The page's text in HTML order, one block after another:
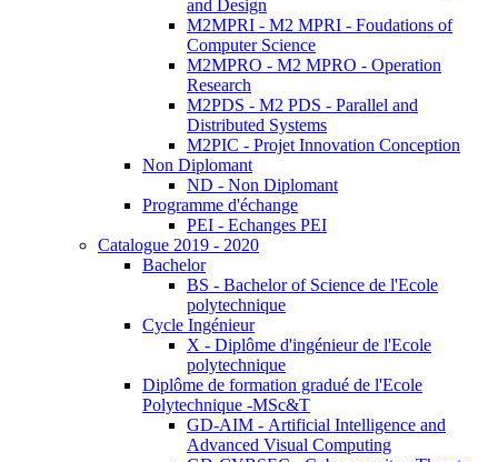
and Design
M2MPRI - M2 MPRI - Foudations of
Computer Science
M2MPRO - M2 MPRO - Operation
Research
M2PDS - M2 PDS - Parallel and
Distributed Systems
M2PIC - Projet Innovation Conception
Non Diplomant
ND - Non Diplomant
Programme d'échange
PEI - Echanges PEI
Catalogue 2019 - 2020
Bachelor
BS - Bachelor of Science de l'Ecole
polytechnique
Cycle Ingénieur
X - Diplôme d'ingénieur de l'Ecole
polytechnique
Diplôme de formation gradué de l'Ecole
Polytechnique -MSc&T
GD-AIM - Artificial Intelligence and
Advanced Visual Computing